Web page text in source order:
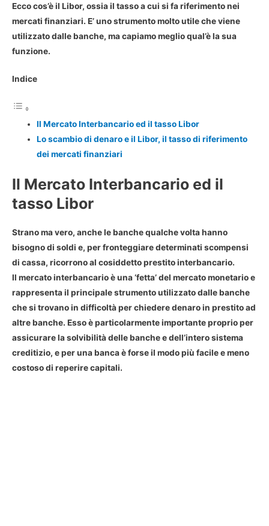
Ecco cos’è il Libor, ossia il tasso a cui si fa riferimento nei
mercati finanziari. E’ uno strumento molto utile che viene
utilizzato dalle banche, ma capiamo meglio qual’è la sua
funzione.
Indice
Il Mercato Interbancario ed il tasso Libor
Lo scambio di denaro e il Libor, il tasso di riferimento
dei mercati finanziari
Il Mercato Interbancario ed il
tasso Libor
Strano ma vero, anche le banche qualche volta hanno
bisogno di soldi e, per fronteggiare determinati scompensi
di cassa, ricorrono al cosiddettoprestito interbancario.
Il mercato interbancario è una ‘fetta’ del mercato monetario e
rappresenta il principale strumento utilizzato dalle banche
che si trovano in difficoltà per chiedere denaro in prestito ad
altre banche. Esso è particolarmente importante proprio per
assicurare la solvibilità delle banche e dell’intero sistema
creditizio, e per una banca è forse il modo più facile e meno
costoso di reperire capitali.